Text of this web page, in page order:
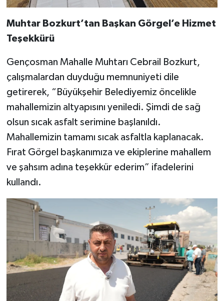
Muhtar Bozkurt’tan Başkan Görgel’e Hizmet
Teşekkürü
Gençosman Mahalle Muhtarı Cebrail Bozkurt,
çalışmalardan duyduğu memnuniyeti dile
getirerek, “Büyükşehir Belediyemiz öncelikle
mahallemizin altyapısını yeniledi. Şimdi de sağ
olsun sıcak asfalt serimine başlanıldı.
Mahallemizin tamamı sıcak asfaltla kaplanacak.
Fırat Görgel başkanımıza ve ekiplerine mahallem
ve şahsım adına teşekkür ederim” ifadelerini
kullandı.